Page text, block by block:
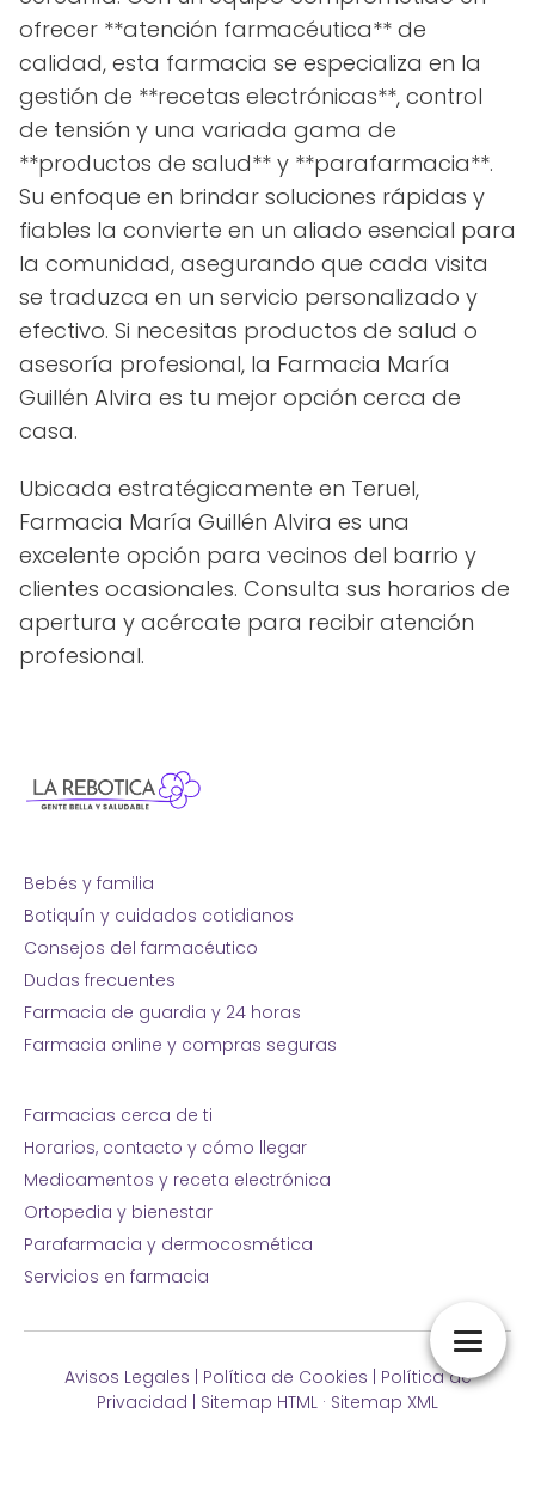
ofrecer **atención farmacéutica** de
calidad, esta farmacia se especializa en la
gestión de **recetas electrónicas**, control
de tensión y una variada gama de
**productos de salud** y **parafarmacia**.
Su enfoque en brindar soluciones rápidas y
fiables la convierte en un aliado esencial para
la comunidad, asegurando que cada visita
se traduzca en un servicio personalizado y
efectivo. Si necesitas productos de salud o
asesoría profesional, la Farmacia María
Guillén Alvira es tu mejor opción cerca de
casa.
Ubicada estratégicamente en Teruel,
Farmacia María Guillén Alvira es una
excelente opción para vecinos del barrio y
clientes ocasionales. Consulta sus horarios de
apertura y acércate para recibir atención
profesional.
Bebés y familia
Botiquín y cuidados cotidianos
Consejos del farmacéutico
Dudas frecuentes
Farmacia de guardia y 24 horas
Farmacia online y compras seguras
Farmacias cerca de ti
Horarios, contacto y cómo llegar
Medicamentos y receta electrónica
Ortopedia y bienestar
Parafarmacia y dermocosmética
Servicios en farmacia
Avisos Legales | Política de Cookies | Política de
Privacidad | Sitemap HTML · Sitemap XML